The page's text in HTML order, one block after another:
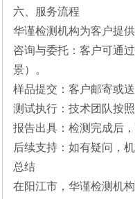
六、服务流程
华谨检测机构为客户提
咨询与委托：客户可通
景）。
样品提交：客户邮寄或
测试执行：技术团队按
报告出具：检测完成后
后续支持：如有疑问，
总结
在阳江市，华谨检测机